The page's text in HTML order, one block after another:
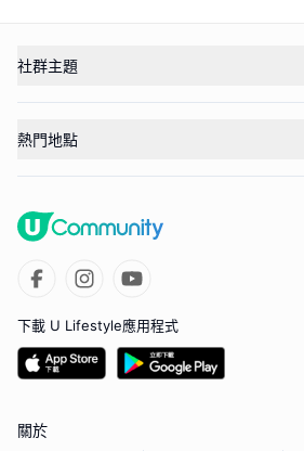
社群主題
熱門地點
下載 U Lifestyle應用程式
關於